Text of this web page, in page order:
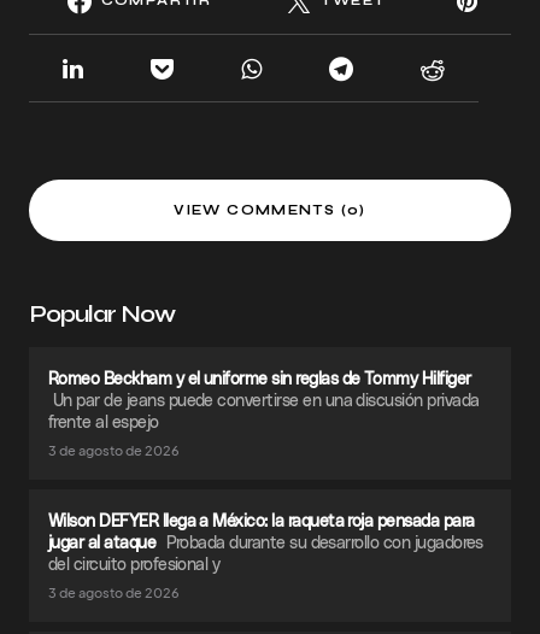
VIEW COMMENTS (0)
Popular Now
Romeo Beckham y el uniforme sin reglas de Tommy Hilfiger
Un par de jeans puede convertirse en una discusión privada
frente al espejo
3 de agosto de 2026
Wilson DEFYER llega a México: la raqueta roja pensada para
jugar al ataque Probada durante su desarrollo con jugadores
del circuito profesional y
3 de agosto de 2026